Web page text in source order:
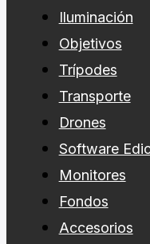
Iluminación
Objetivos
Trípodes
Transporte
Drones
Software
Monitores
Fondos
Accesorios